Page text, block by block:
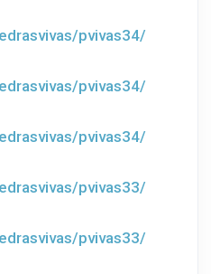
pvivas34/
pvivas34/
pvivas34/
pvivas33/
pvivas33/